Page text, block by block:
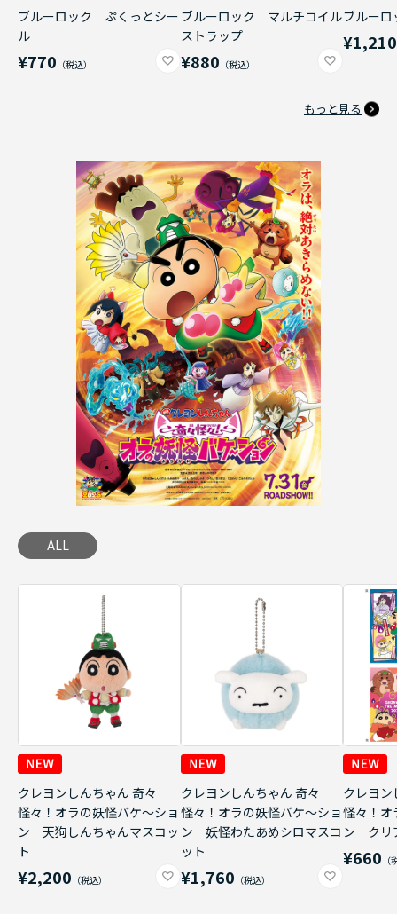
ブルーロック ぷくっとシー
ル
¥770
ブルーロック マルチコイル
ストラップ
¥880
ブルー
¥1,210
もっと見る
ALL
クレヨンしんちゃん 奇々
怪々！オラの妖怪バケ～ショ
ン 天狗しんちゃんマスコッ
ト
¥2,200
クレヨンしんちゃん 奇々
怪々！オラの妖怪バケ～ショ
ン 妖怪わたあめシロマスコ
ット
¥1,760
クレヨン
怪々！オ
ン クリ
¥660